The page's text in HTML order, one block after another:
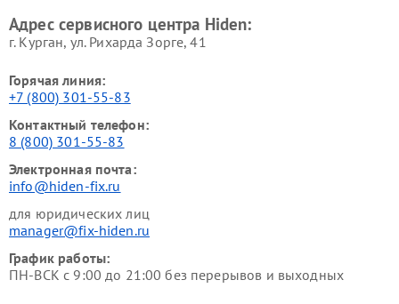
Адрес сервисного центра Hiden:
г. Курган, ул. Рихарда Зорге, 41
Горячая линия:
+7 (800) 301-55-83
Контактный телефон:
8 (800) 301-55-83
Электронная почта:
info@hiden-fix.ru
для юридических лиц
manager@fix-hiden.ru
График работы:
ПН-ВСК с 9:00 до 21:00 без перерывов и выходных